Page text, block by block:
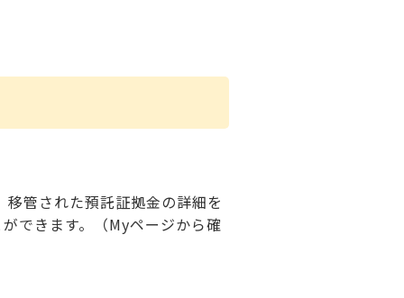
管された預託証拠金の詳細を
できます。（Myページから確